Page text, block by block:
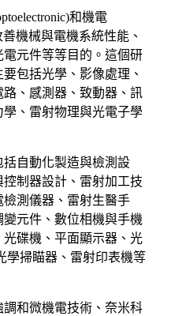
和機電
機械與電機系統性能、
元件等等目的。這個研
包括光學、影像處理、
、感測器、致動器、訊
、雷射物理與光電子學
自動化製造與檢測設
制器設計、雷射加工技
測儀器、雷射生醫手
元件、數位相機與手機
碟機、平面顯示器、光
學掃瞄器、雷射印表機等
和微機電技術、奈米科